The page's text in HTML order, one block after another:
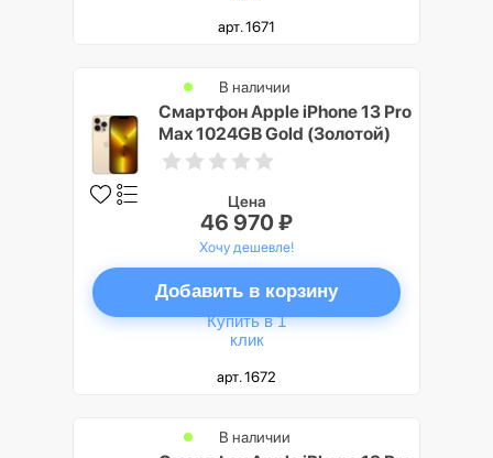
арт. 1671
Смартфон Apple iPhone 13 Pro
Max 1024GB Gold (Золотой)
В наличии
Цена
46 970 ₽
Хочу дешевле!
Добавить в корзину
Купить в 1
клик
арт. 1672
В наличии